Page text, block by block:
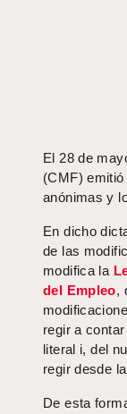
El 28 de
(CMF)
anónimas y
En dicho
de las
modifica la
del Empleo,
regir a
literal i, del
regir desde
De esta